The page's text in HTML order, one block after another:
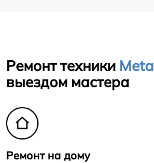
Ремонт техники Meta
выездом мастера
Ремонт на дому